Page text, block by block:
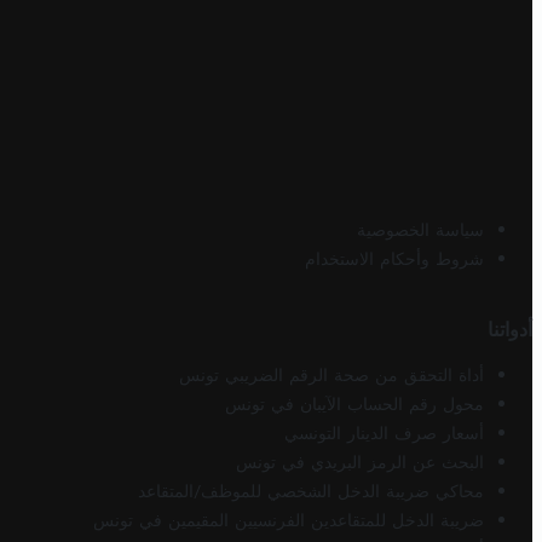
سياسة الخصوصية
شروط وأحكام الاستخدام
أدواتنا
أداة التحقق من صحة الرقم الضريبي تونس
محول رقم الحساب الآيبان في تونس
أسعار صرف الدينار التونسي
البحث عن الرمز البريدي في تونس
محاكي ضريبة الدخل الشخصي للموظف/المتقاعد
ضريبة الدخل للمتقاعدين الفرنسيين المقيمين في تونس